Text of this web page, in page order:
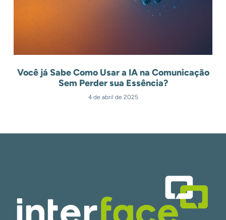
Você já Sabe Como Usar a IA na Comunicação
Sem Perder sua Essência?
4 de abril de 2025